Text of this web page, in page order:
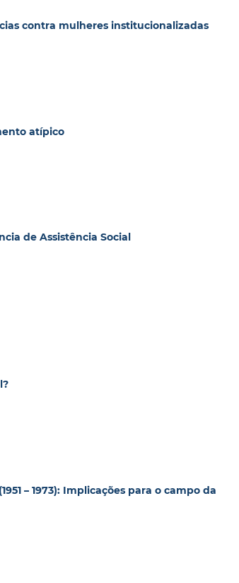
contra mulheres institucionalizadas
atípico
de Assistência Social
– 1973): Implicações para o campo da